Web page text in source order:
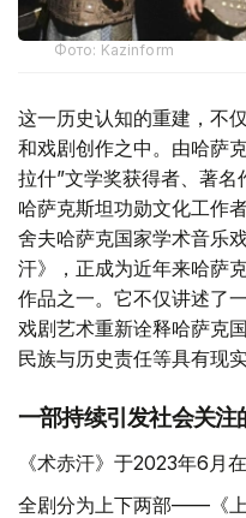
Фото: Kazinform
这一历史认知的重建，不
和戏剧创作之中。由哈萨
拉什”文学奖获得者、著名
哈萨克斯坦功勋文化工作
舍夫哈萨克国家学术音乐
汗》，正成为近年来哈萨
作品之一。它不仅讲述了
戏剧艺术重新诠释哈萨克
民族与历史责任等具有现
一部持续引发社会关注
《术赤汗》于2023年6月
全剧分为上下两部——《